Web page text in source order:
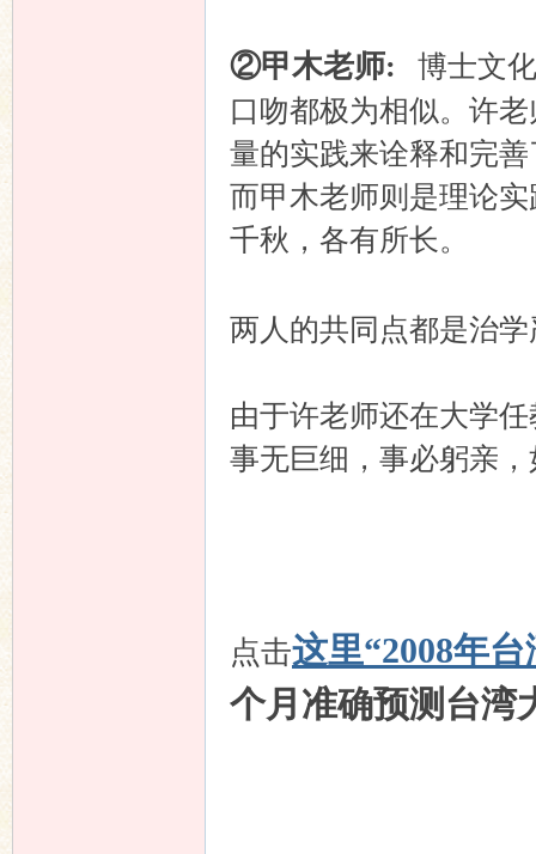
②甲木老师: 博士文
口吻都极为相似。许
量的实践来诠释和完
而甲木老师则是理论
千秋，各有所长。
两人的共同点都是治
由于许老师还在大学
事无巨细，事必躬亲
点击这里“2008年
个月准确预测台湾